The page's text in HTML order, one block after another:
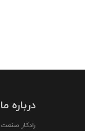
درباره ما
رادکار